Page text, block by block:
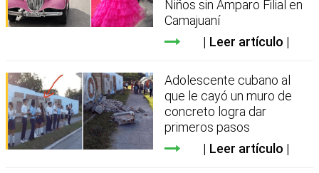
Niños sin Amparo Filial en
Camajuaní
Leer artículo
Adolescente cubano al
que le cayó un muro de
concreto logra dar
primeros pasos
Leer artículo